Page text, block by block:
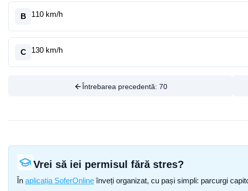
B 110 km/h
C 130 km/h
Întrebarea precedentă: 70
Vrei să iei permisul fără stres?
În aplicația SoferOnline înveți organizat, cu pași simpli: parcurgi